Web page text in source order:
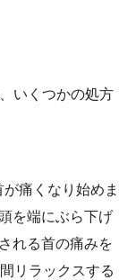
いくつかの処方
痛くなり始めま
を端にぶら下げ
れる首の痛みを
リラックスする